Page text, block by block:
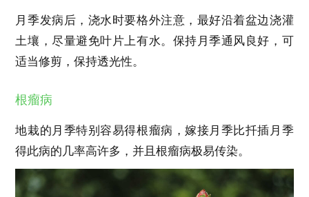
月季发病后，浇水时要格外注意，最好沿着盆边浇灌
土壤，尽量避免叶片上有水。保持月季通风良好，可
适当修剪，保持透光性。
根瘤病
地栽的月季特别容易得根瘤病，嫁接月季比扦插月季
得此病的几率高许多，并且根瘤病极易传染。